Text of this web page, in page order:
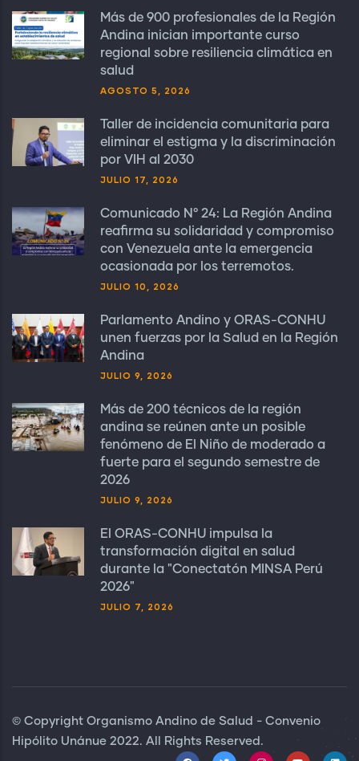
Más de 900 profesionales de la Región
Andina inician importante curso
regional sobre resiliencia climática en
salud
AGOSTO 5, 2026
Taller de incidencia comunitaria para
eliminar el estigma y la discriminación
por VIH al 2030
JULIO 17, 2026
Comunicado N° 24: La Región Andina
reafirma su solidaridad y compromiso
con Venezuela ante la emergencia
ocasionada por los terremotos.
JULIO 10, 2026
Parlamento Andino y ORAS-CONHU
unen fuerzas por la Salud en la Región
Andina
JULIO 9, 2026
Más de 200 técnicos de la región
andina se reúnen ante un posible
fenómeno de El Niño de moderado a
fuerte para el segundo semestre de
2026
JULIO 9, 2026
El ORAS-CONHU impulsa la
transformación digital en salud
durante la "Conectatón MINSA Perú
2026"
JULIO 7, 2026
© Copyright Organismo Andino de Salud - Convenio
Hipólito Unánue 2022. All Rights Reserved.